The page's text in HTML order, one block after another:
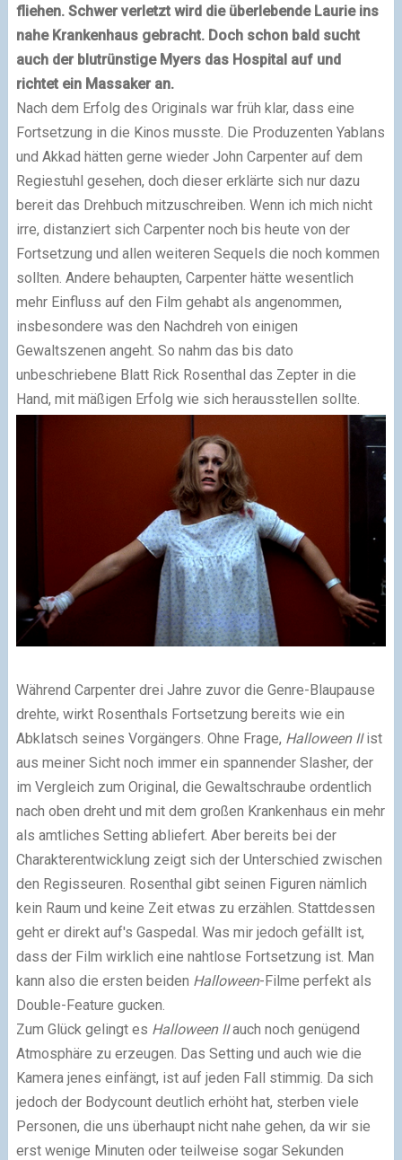
fliehen. Schwer verletzt wird die überlebende Laurie ins
nahe Krankenhaus gebracht. Doch schon bald sucht
auch der blutrünstige Myers das Hospital auf und
richtet ein Massaker an.
Nach dem Erfolg des Originals war früh klar, dass eine
Fortsetzung in die Kinos musste. Die Produzenten Yablans
und Akkad hätten gerne wieder John Carpenter auf dem
Regiestuhl gesehen, doch dieser erklärte sich nur dazu
bereit das Drehbuch mitzuschreiben. Wenn ich mich nicht
irre, distanziert sich Carpenter noch bis heute von der
Fortsetzung und allen weiteren Sequels die noch kommen
sollten. Andere behaupten, Carpenter hätte wesentlich
mehr Einfluss auf den Film gehabt als angenommen,
insbesondere was den Nachdreh von einigen
Gewaltszenen angeht. So nahm das bis dato
unbeschriebene Blatt Rick Rosenthal das Zepter in die
Hand, mit mäßigen Erfolg wie sich herausstellen sollte.
Während Carpenter drei Jahre zuvor die Genre-Blaupause
drehte, wirkt Rosenthals Fortsetzung bereits wie ein
Abklatsch seines Vorgängers. Ohne Frage, Halloween IIist
aus meiner Sicht noch immer ein spannender Slasher, der
im Vergleich zum Original, die Gewaltschraube ordentlich
nach oben dreht und mit dem großen Krankenhaus ein mehr
als amtliches Setting abliefert. Aber bereits bei der
Charakterentwicklung zeigt sich der Unterschied zwischen
den Regisseuren. Rosenthal gibt seinen Figuren nämlich
kein Raum und keine Zeit etwas zu erzählen. Stattdessen
geht er direkt auf's Gaspedal. Was mir jedoch gefällt ist,
dass der Film wirklich eine nahtlose Fortsetzung ist. Man
kann also die ersten beiden Halloween-Filme perfekt als
Double-Feature gucken.
Zum Glück gelingt es Halloween IIauch noch genügend
Atmosphäre zu erzeugen. Das Setting und auch wie die
Kamera jenes einfängt, ist auf jeden Fall stimmig. Da sich
jedoch der Bodycount deutlich erhöht hat, sterben viele
Personen, die uns überhaupt nicht nahe gehen, da wir sie
erst wenige Minuten oder teilweise sogar Sekunden